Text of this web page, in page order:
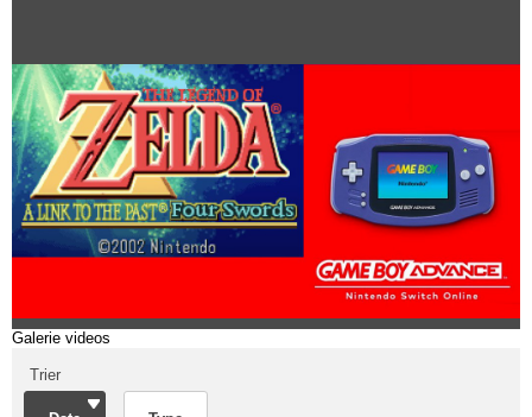
Galerie videos
Trier